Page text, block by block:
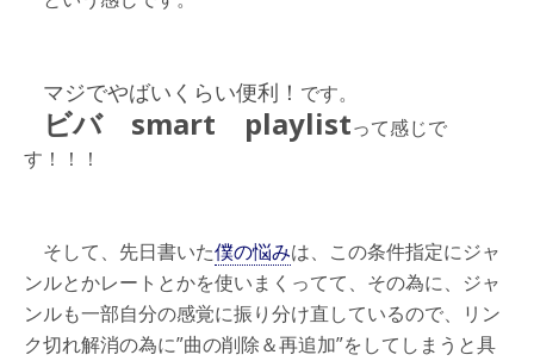
マジでやばいくらい便利！ です。
ビバ smart playlistって感じで
す！！！
そして、先日書いた僕の悩みは、この条件指定にジャ
ンルとかレートとかを使いまくってて、その為に、ジャ
ンルも一部自分の感覚に振り分け直しているので、リン
ク切れ解消の為に”曲の削除＆再追加”をしてしまうと具